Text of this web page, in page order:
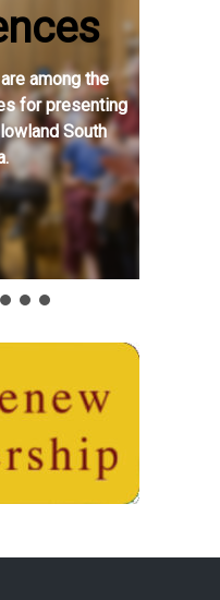
among the
for presenting
South